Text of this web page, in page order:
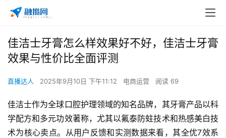
佳洁士牙膏怎么样效果好不好，佳洁士牙膏
效果与性价比全面评测
直播达人 2025年9月10日 下午11:12 电商运营 阅读 69
佳洁士作为全球口腔护理领域的知名品牌，其牙膏产品以科
学配方和多元功效著称，尤其以氟泰防蛀技术和热感美白技
术为核心卖点。从用户反馈和实测数据来看，其全优7效系